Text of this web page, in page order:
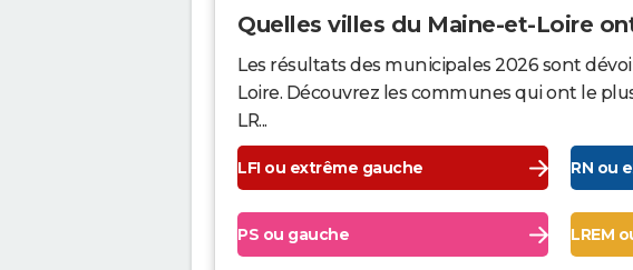
Quelles villes du Maine-et-Loire
Les résultats des municipales 2026 sont
Loire. Découvrez les communes qui ont le
LR...
LFI ou extrême gauche RN ou
PS ou gauche LREM